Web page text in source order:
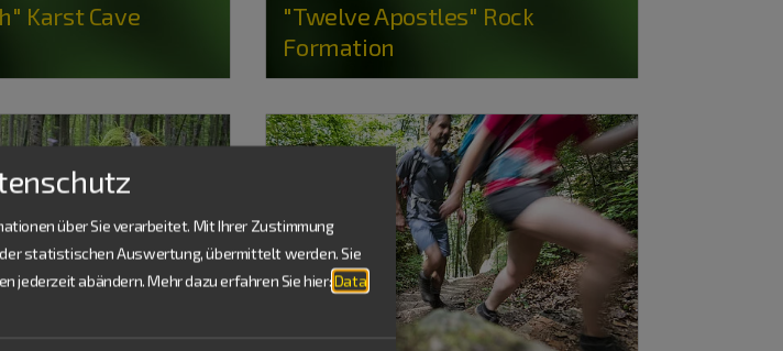
Karst Cave
"Twelve Apostles" Rock
Formation
über Sie verarbeitet. Mit Ihrer Zustimmung
statistischen Auswertung, übermittelt werden. Sie
jederzeit abändern. Mehr dazu erfahren Sie hier:Data